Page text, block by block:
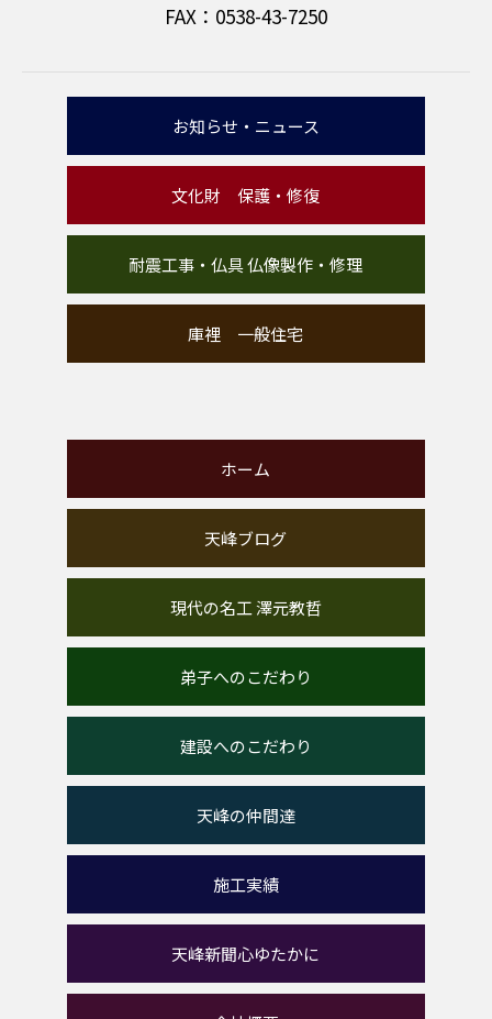
FAX：0538-43-7250
お知らせ・ニュース
文化財 保護・修復
耐震工事・仏具 仏像製作・修理
庫裡 一般住宅
ホーム
天峰ブログ
現代の名工 澤元教哲
弟子へのこだわり
建設へのこだわり
天峰の仲間達
施工実績
天峰新聞心ゆたかに